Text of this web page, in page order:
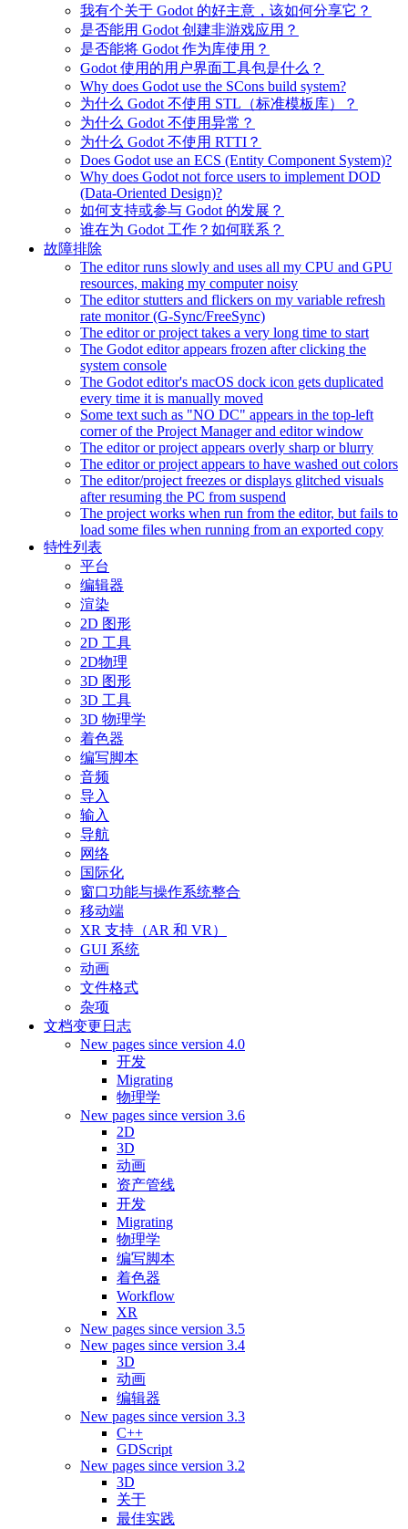
我有个关于 Godot 的好主意，该如何分享它？
是否能用 Godot 创建非游戏应用？
是否能将 Godot 作为库使用？
Godot 使用的用户界面工具包是什么？
Why does Godot use the SCons build system?
为什么 Godot 不使用 STL（标准模板库）？
为什么 Godot 不使用异常？
为什么 Godot 不使用 RTTI？
Does Godot use an ECS (Entity Component System)?
Why does Godot not force users to implement DOD
(Data-Oriented Design)?
如何支持或参与 Godot 的发展？
谁在为 Godot 工作？如何联系？
故障排除
The editor runs slowly and uses all my CPU and GPU
resources, making my computer noisy
The editor stutters and flickers on my variable refresh
rate monitor (G-Sync/FreeSync)
The editor or project takes a very long time to start
The Godot editor appears frozen after clicking the
system console
The Godot editor's macOS dock icon gets duplicated
every time it is manually moved
Some text such as "NO DC" appears in the top-left
corner of the Project Manager and editor window
The editor or project appears overly sharp or blurry
The editor or project appears to have washed out colors
The editor/project freezes or displays glitched visuals
after resuming the PC from suspend
The project works when run from the editor, but fails to
load some files when running from an exported copy
特性列表
平台
编辑器
渲染
2D 图形
2D 工具
2D物理
3D 图形
3D 工具
3D 物理学
着色器
编写脚本
音频
导入
输入
导航
网络
国际化
窗口功能与操作系统整合
移动端
XR 支持（AR 和 VR）
GUI 系统
动画
文件格式
杂项
文档变更日志
New pages since version 4.0
开发
Migrating
物理学
New pages since version 3.6
2D
3D
动画
资产管线
开发
Migrating
物理学
编写脚本
着色器
Workflow
XR
New pages since version 3.5
New pages since version 3.4
3D
动画
编辑器
New pages since version 3.3
C++
GDScript
New pages since version 3.2
3D
关于
最佳实践